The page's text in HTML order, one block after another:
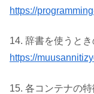
https://
14. 辞書を使うと
https://
15. 各コンテナの